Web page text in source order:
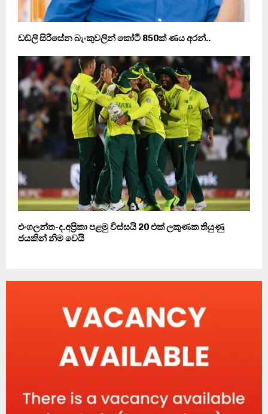
ඩඩ්ලි සිරිසේන බැංකුවලින් කෝටි 850ක් ණය අරන්..
එංගලන්ත-ද.අප්‍රිකා පළමු විස්සයි 20 එක් ලකුණක තියුණු
ජයකින් නිම වෙයි